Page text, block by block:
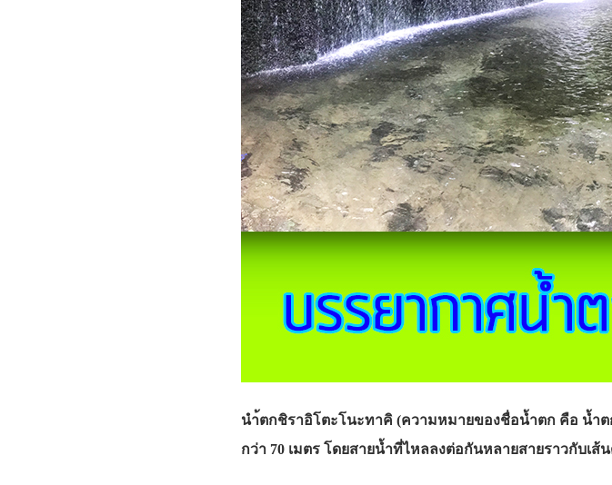
นำ้ตกชิราอิโตะโนะทาคิ (ความหมายของชื่อน้ำตก คือ น้ำต
กว่า 70 เมตร โดยสายน้ำที่ไหลลงต่อกันหลายสายราวกับเส้